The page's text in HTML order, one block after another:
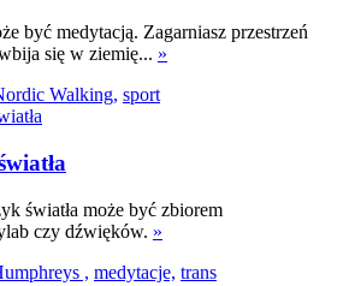
być medytacją. Zagarniasz przestrzeń
się w ziemię... »
Walking, sport
światła może być zbiorem
czy dźwięków. »
, medytacje, trans